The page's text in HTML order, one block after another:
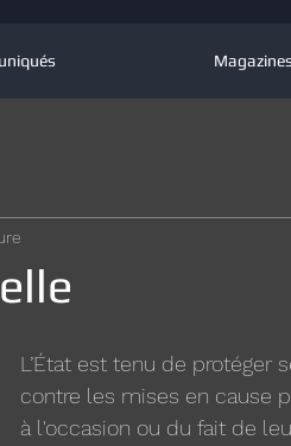
Magazines
L’État est tenu de protéger
contre les mises en cause
à l'occasion ou du fait de